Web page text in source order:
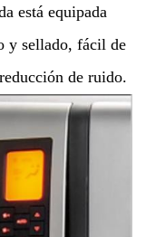
está equipada
y sellado, fácil de
de ruido.